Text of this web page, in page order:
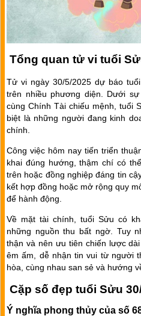
Tổng quan tử vi tuổi
Tử vi ngày 30/5/2025 dự báo
trên nhiều phương diện. Dưới
cùng Chính Tài chiếu mệnh, tuổi
biệt là những người đang kinh
chính.
Công việc hôm nay tiến triển
khai đúng hướng, thậm chí có
trên hoặc đồng nghiệp đáng tin
kết hợp đồng hoặc mở rộng quy
để hành động.
Về mặt tài chính, tuổi Sửu có
những nguồn thu bất ngờ. Tuy
thận và nên ưu tiên chiến lược
êm ấm, dễ nhận tin vui từ người
hòa, cùng nhau san sẻ và hướng
Cặp số đẹp tuổi Sửu
Ý nghĩa phong thủy của số